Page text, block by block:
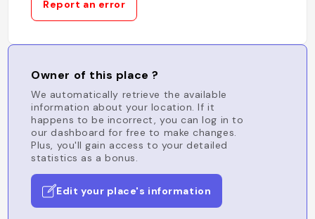
Report an error
Owner of this place ?
We automatically retrieve the available
information about your location. If it
happens to be incorrect, you can log in to
our dashboard for free to make changes.
Plus, you'll gain access to your detailed
statistics as a bonus.
Edit your place's information